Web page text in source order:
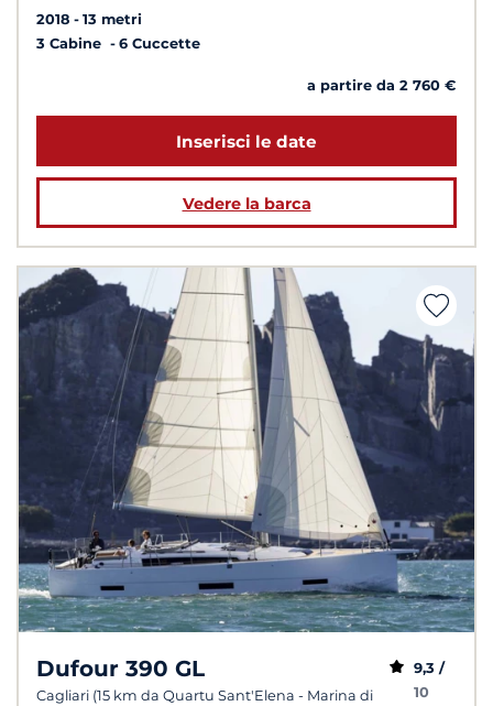
2018
13 metri
3 Cabine
6 Cuccette
a partire da 2 760 €
Inserisci le date
Vedere la barca
Dufour 390 GL
Cagliari (15 km da Quartu Sant'Elena - Marina di
9,3 /
10